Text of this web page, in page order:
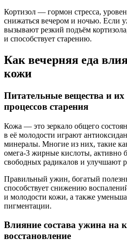
Кортизол — гормон стресса,
снижаться вечером и ночью. Если
вызывают резкий подъём
и способствует старению.
Как вечерняя еда
кожи
Питательные вещества и
процессов старения
Кожа — это зеркало общего
в её молодости играют
минералы. Многие из них, такие
омега-3 жирные кислоты, активно
свободных радикалов и улучшают
Правильный ужин, богатый
способствует снижению
и молодости кожи, а также
пигментации.
Влияние состава ужина на
восстановление